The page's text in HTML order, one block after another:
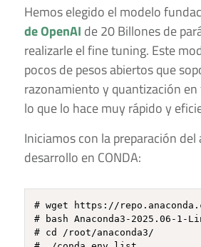
Hemos elegido el modelo
de OpenAI de 20 Billones de
realizarle el fine tuning. Este
pocos de pesos abiertos que
razonamiento y quantización
lo que lo hace muy rápido y
Iniciamos con la preparación
desarrollo en CONDA:
# wget https://
# bash Anaconda3-2025.06-1-
# cd /root/anaconda3/